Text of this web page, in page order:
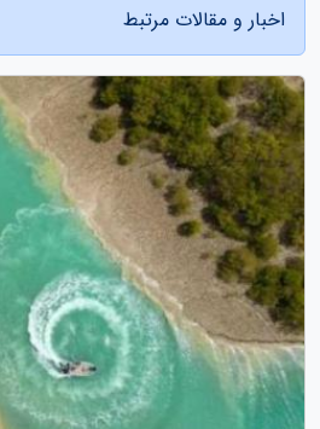
اخبار و مقالات مرتبط